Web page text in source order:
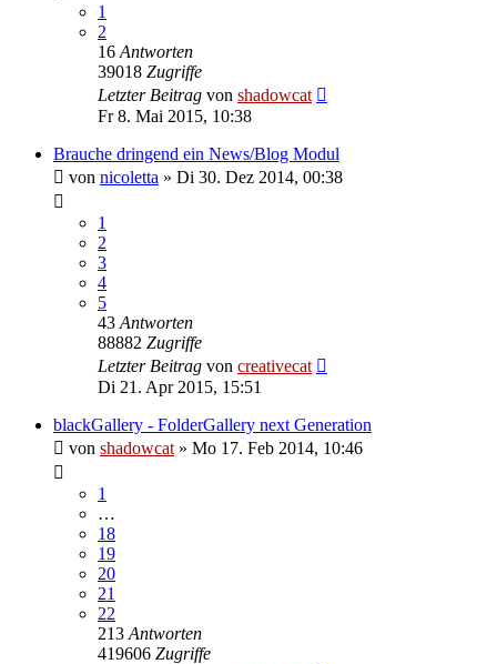
1
2
16 Antworten
39018 Zugriffe
Letzter Beitrag von shadowcat
Fr 8. Mai 2015, 10:38
Brauche dringend ein News/Blog Modul
von nicoletta » Di 30. Dez 2014, 00:38
1
2
3
4
5
43 Antworten
88882 Zugriffe
Letzter Beitrag von creativecat
Di 21. Apr 2015, 15:51
blackGallery - FolderGallery next Generation
von shadowcat » Mo 17. Feb 2014, 10:46
1
…
18
19
20
21
22
213 Antworten
419606 Zugriffe